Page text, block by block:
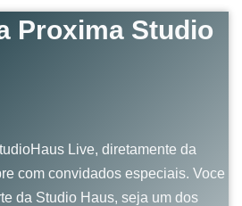
Proxima Studio
Live, diretamente da
com convidados especiais. Voce
da Studio Haus, seja um dos